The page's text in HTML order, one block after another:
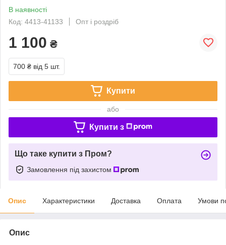
В наявності
Код: 4413-41133
Опт і роздріб
1 100 ₴
700 ₴ від 5 шт.
Купити
або
Купити з
Що таке купити з Пром?
Замовлення під захистом
Опис Характеристики Доставка Оплата Умови
Опис